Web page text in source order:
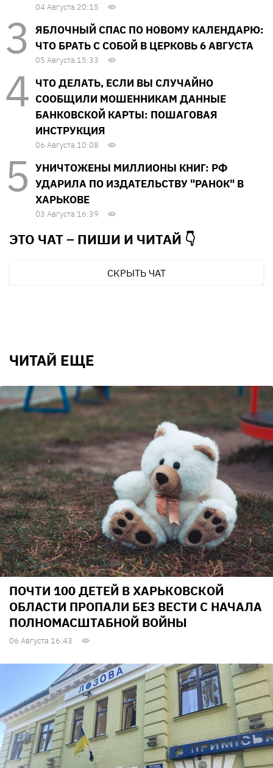
04 Августа 20:15
ЯБЛОЧНЫЙ СПАС ПО НОВОМУ КАЛЕНДАРЮ:
ЧТО БРАТЬ С СОБОЙ В ЦЕРКОВЬ 6 АВГУСТА
05 Августа 15:33
ЧТО ДЕЛАТЬ, ЕСЛИ ВЫ СЛУЧАЙНО
СООБЩИЛИ МОШЕННИКАМ ДАННЫЕ
БАНКОВСКОЙ КАРТЫ: ПОШАГОВАЯ
ИНСТРУКЦИЯ
06 Августа 10:08
УНИЧТОЖЕНЫ МИЛЛИОНЫ КНИГ: РФ
УДАРИЛА ПО ИЗДАТЕЛЬСТВУ "РАНОК" В
ХАРЬКОВЕ
03 Августа 16:39
ЭТО ЧАТ – ПИШИ И ЧИТАЙ 👇
СКРЫТЬ ЧАТ
ЧИТАЙ ЕЩЕ
ПОЧТИ 100 ДЕТЕЙ В ХАРЬКОВСКОЙ
ОБЛАСТИ ПРОПАЛИ БЕЗ ВЕСТИ С НАЧАЛА
ПОЛНОМАСШТАБНОЙ ВОЙНЫ
06 Августа 16:43